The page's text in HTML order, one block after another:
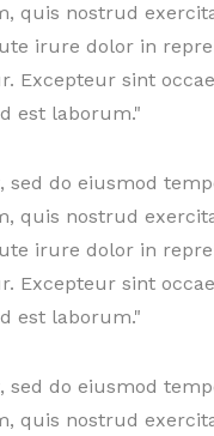
quis nostrud
irure dolor in
Excepteur sint
est laborum."
sed do eiusmod
quis nostrud
irure dolor in
Excepteur sint
est laborum."
sed do eiusmod
quis nostrud